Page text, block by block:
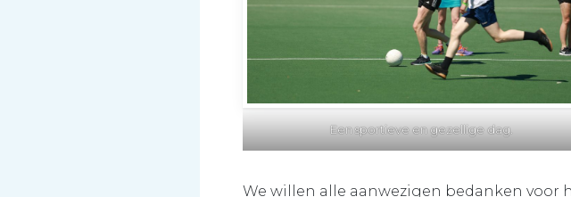
Een sportieve en gezellige dag.
We willen alle aanwezigen bedanken voor